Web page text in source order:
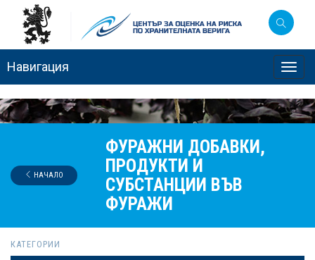
Навигация
ФУРАЖНИ ДОБАВКИ,
ПРОДУКТИ И
СУБСТАНЦИИ ВЪВ
ФУРАЖИ
НАЧАЛО
КАТЕГОРИИ